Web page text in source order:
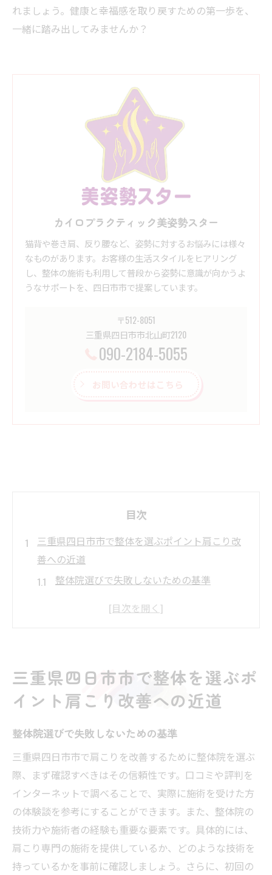
れましょう。健康と幸福感を取り戻すための第一歩を、
一緒に踏み出してみませんか？
カイロプラクティック美姿勢スター
猫背や巻き肩、反り腰など、姿勢に対するお悩みには様々
なものがあります。お客様の生活スタイルをヒアリング
し、整体の施術も利用して普段から姿勢に意識が向かうよ
うなサポートを、四日市市で提案しています。
〒512-8051
三重県四日市市北山町2120
090-2184-5055
お問い合わせはこちら
目次
三重県四日市市で整体を選ぶポイント肩こり改
善への近道
整体院選びで失敗しないための基準
安心して通える整体院の特徴とは
整体院の設備や環境が肩こり改善に与える
肩こりの原因とは？整体で知るあなたの体のサ
イン
日常生活が肩こりに与える影響
整体で分かる肩こりの隠れた原因
肩こりを引き起こす姿勢の癖
ストレスと肩こりの関係性を整体で解明
整体での診断が肩こり改善につながる理由
三重県四日市市で整体を選ぶポ
イント肩こり改善への近道
整体院選びで失敗しないための基準
三重県四日市市で肩こりを改善するために整体院を選ぶ
際、まず確認すべきはその信頼性です。口コミや評判を
インターネットで調べることで、実際に施術を受けた方
の体験談を参考にすることができます。また、整体院の
技術力や施術者の経験も重要な要素です。具体的には、
肩こり専門の施術を提供しているか、どのような技術を
持っているかを事前に確認しましょう。さらに、初回の